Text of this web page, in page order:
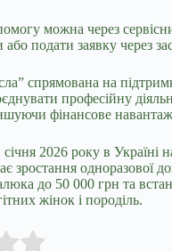
можна через
подати заявку через
спрямована на
професійну
фінансове
2026 року в Україні
зростання одноразової
до 50 000 грн та
жінок і породіль.